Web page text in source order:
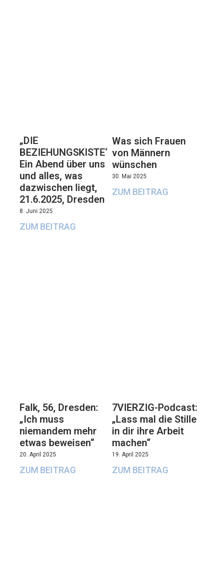
„DIE
BEZIEHUNGSKISTE“:
Ein Abend über uns
und alles, was
dazwischen liegt,
21.6.2025, Dresden
8. Juni 2025
ZUM BEITRAG
Was sich Frauen
von Männern
wünschen
30. Mai 2025
ZUM BEITRAG
Falk, 56, Dresden:
„Ich muss
niemandem mehr
etwas beweisen“
20. April 2025
ZUM BEITRAG
7VIERZIG-Podcast:
„Lass mal die Stille
in dir ihre Arbeit
machen“
19. April 2025
ZUM BEITRAG